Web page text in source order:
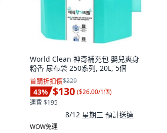
World Clean 神奇補充包 嬰兒爽身
粉香 尿布袋 250系列, 20L, 5個
首購折扣價$229
43% $130 ($26.00/1個)
運費 $195
8/12 星期三 預計送達
WOW免運